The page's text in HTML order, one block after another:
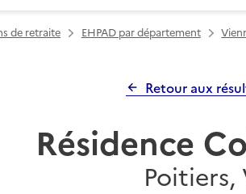
de retraite EHPAD par département
Retour aux
Résidence
Poitiers,